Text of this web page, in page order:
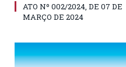
ATO Nº 002/2024, DE 07 DE
MARÇO DE 2024